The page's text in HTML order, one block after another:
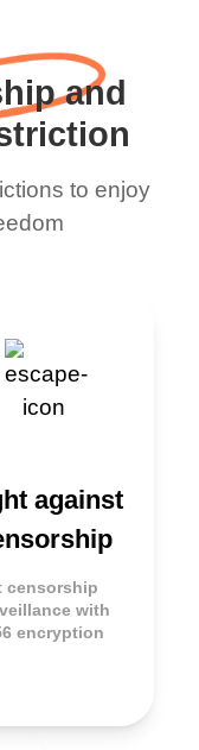
and
to enjoy
against
censorship
with
encryption